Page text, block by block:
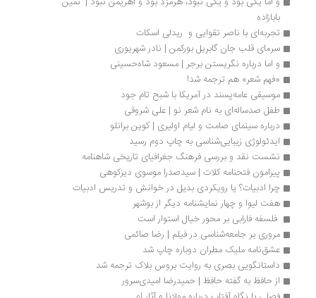
بابازاده
تجربه‌ای با ناصر تقوایی و  ریدلی اسکات
سرمای قلب جان گابریل بورکمن | نادر شهریوری
و اما درباره نگریستن برجر | مسعود شاه‏‌حسینی
«فهم شعر» هم ترجمه شد!
موسیقی عامه‌پسند در آمريكا با شبح تام جود
طفل صدساله‌ای به نام شعر نو | علی شروقی
درباره سینمای صامت و لیام اولیری | کوین برانلو
ایدئولوژی زیبایی‌شناسی به چاپ دوم رسید
نشست نقد و بررسی فرهنگ جغرافیای تاریخی شاهنامه
پیرامون فتحنامه کلات | سیدصدرا موسوی دیزکوهی
چرا ادبیات؟ یا رویکردی بدیل در خوانش و تدریس ادبیات
هفت لیوا و چهار نمایشنامه دیگر از بوشهر
فلسفه فارابی بر محور خیال استوار است
مروری بر جامعه‌شناسی در فیلم | رضا صائمی
عشق‌نامه ملیک مطران دوباره چاپ شد
داستانگویی بصری به روایت بروس بلاک ترجمه شد
از حافظ به گفته حافظ | حمیدرضا امیدی‌سرور